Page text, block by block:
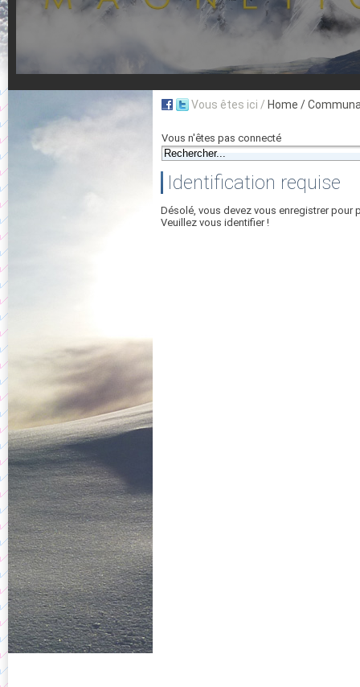
Vous êtes ici / Home /
Vous n'êtes pas connecté
Identification requise
Désolé, vous devez vous enregistrer pour
Veuillez vous identifier !